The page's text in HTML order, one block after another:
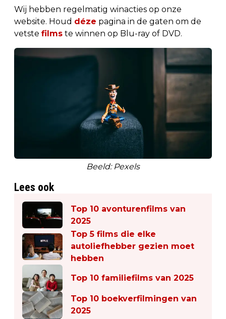
Wij hebben regelmatig winacties op onze
website. Houd déze pagina in de gaten om de
vetste films te winnen op Blu-ray of DVD.
Beeld: Pexels
Lees ook
Top 10 avonturenfilms van
2025
Top 5 films die elke
autoliefhebber gezien moet
hebben
Top 10 familiefilms van 2025
Top 10 boekverfilmingen van
2025